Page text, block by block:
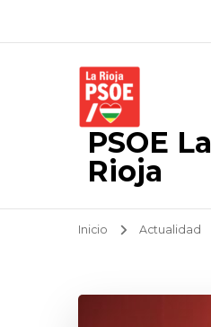
PSOE La
Rioja
Inicio Actualidad